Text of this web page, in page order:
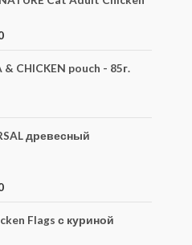
CHICKEN pouch - 85г.
древесный
Flags с куриной